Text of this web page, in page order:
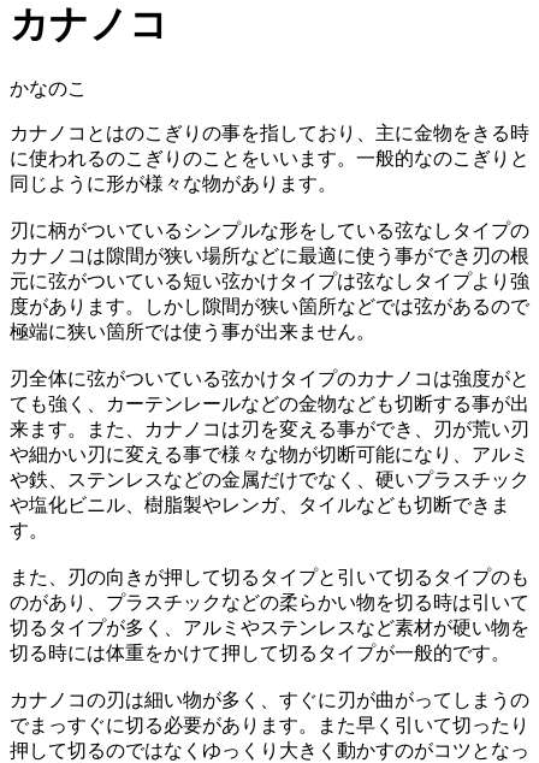
カナノコ
かなのこ
カナノコとはのこぎりの事を指しており、主に金物をきる時
に使われるのこぎりのことをいいます。一般的なのこぎりと
同じように形が様々な物があります。
刃に柄がついているシンプルな形をしている弦なしタイプの
カナノコは隙間が狭い場所などに最適に使う事ができ刃の根
元に弦がついている短い弦かけタイプは弦なしタイプより強
度があります。しかし隙間が狭い箇所などでは弦があるので
極端に狭い箇所では使う事が出来ません。
刃全体に弦がついている弦かけタイプのカナノコは強度がと
ても強く、カーテンレールなどの金物なども切断する事が出
来ます。また、カナノコは刃を変える事ができ、刃が荒い刃
や細かい刃に変える事で様々な物が切断可能になり、アルミ
や鉄、ステンレスなどの金属だけでなく、硬いプラスチック
や塩化ビニル、樹脂製やレンガ、タイルなども切断できま
す。
また、刃の向きが押して切るタイプと引いて切るタイプのも
のがあり、プラスチックなどの柔らかい物を切る時は引いて
切るタイプが多く、アルミやステンレスなど素材が硬い物を
切る時には体重をかけて押して切るタイプが一般的です。
カナノコの刃は細い物が多く、すぐに刃が曲がってしまうの
でまっすぐに切る必要があります。また早く引いて切ったり
押して切るのではなくゆっくり大きく動かすのがコツとなっ